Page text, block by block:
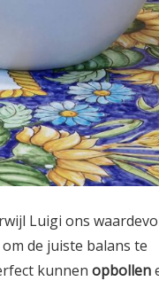
Luigi ons
de juiste balans te
kunnen opbollen